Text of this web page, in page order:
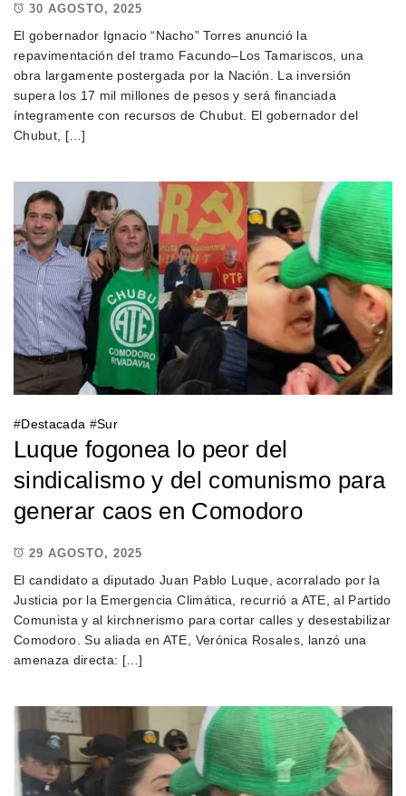
30 AGOSTO, 2025
El gobernador Ignacio “Nacho” Torres anunció la
repavimentación del tramo Facundo–Los Tamariscos, una
obra largamente postergada por la Nación. La inversión
supera los 17 mil millones de pesos y será financiada
íntegramente con recursos de Chubut. El gobernador del
Chubut, […]
#Destacada #Sur
Luque fogonea lo peor del
sindicalismo y del comunismo para
generar caos en Comodoro
29 AGOSTO, 2025
El candidato a diputado Juan Pablo Luque, acorralado por la
Justicia por la Emergencia Climática, recurrió a ATE, al Partido
Comunista y al kirchnerismo para cortar calles y desestabilizar
Comodoro. Su aliada en ATE, Verónica Rosales, lanzó una
amenaza directa: […]